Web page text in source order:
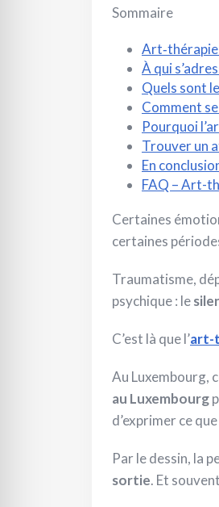
Sommaire
Art‑thérapie
À qui
Quels sont
Comment
Pourquoi
Trouver un
En
FAQ – Art-
Certaines
certaines
Traumatisme,
psychique : le
C’est là que l’art-
Au Luxembourg,
au Luxembourg
d’exprimer ce
Par le dessin, la
sortie. Et